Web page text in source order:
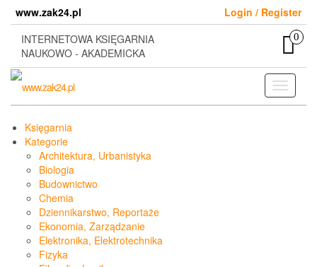
content
www.zak24.pl
Login / Register
INTERNETOWA KSIĘGARNIA
NAUKOWO - AKADEMICKA
0
Toggle
Księgarnia
Kategorie
Architektura, Urbanistyka
Biologia
Budownictwo
Chemia
Dziennikarstwo, Reportaże
Ekonomia, Zarządzanie
Elektronika, Elektrotechnika
Fizyka